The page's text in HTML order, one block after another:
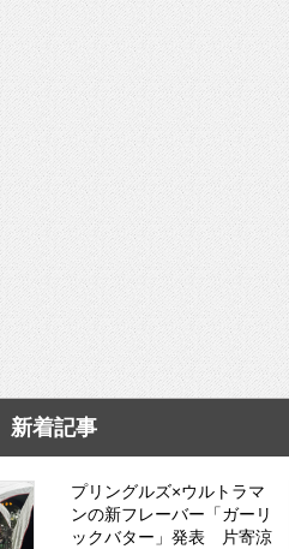
新着記事
プリングルズ×ウルトラマ
ンの新フレーバー「ガーリ
ックバター」発表 片寄涼